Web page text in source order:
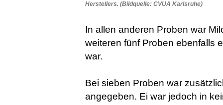
Herstellers. (Bildquelle: CVUA Karlsruhe)
In allen anderen Proben war
weiteren fünf Proben ebenfalls
war.
Bei sieben Proben war
angegeben. Ei war jedoch in